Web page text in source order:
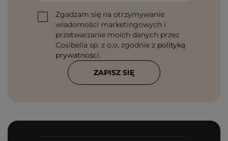
Zgadzam się na otrzymywanie
wiadomości marketingowych i
przetwarzanie moich danych przez
Cosibella sp. z o.o, zgodnie z polityką
prywatności.
ZAPISZ SIĘ